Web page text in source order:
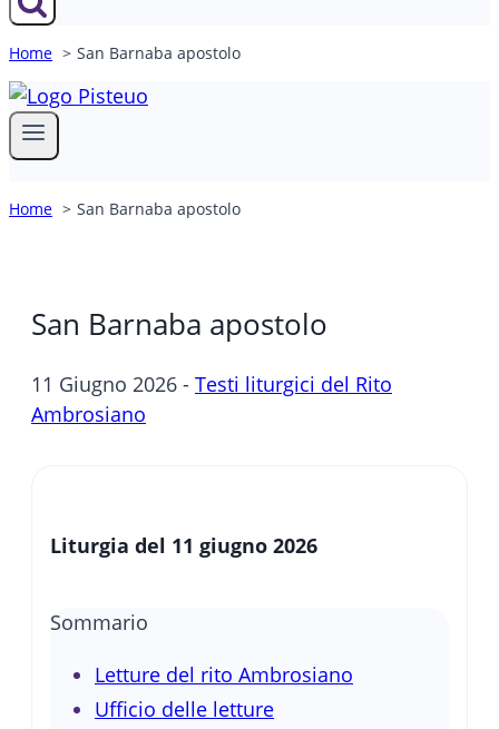
Home San Barnaba apostolo
Home San Barnaba apostolo
San Barnaba apostolo
11 Giugno 2026 - Testi liturgici del Rito
Ambrosiano
Liturgia del 11 giugno 2026
Sommario
Letture del rito Ambrosiano
Ufficio delle letture